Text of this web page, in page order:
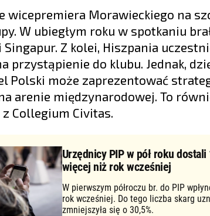
wicepremiera Morawieckiego na
W ubiegłym roku w spotkaniu
Z kolei, Hiszpania
przystąpienie do klubu. Jednak,
Polski może zaprezentować
arenie międzynarodowej. To
Collegium Civitas.
Urzędnicy PIP w pół roku
więcej niż rok wcześniej
W pierwszym półroczu br. do PIP
rok wcześniej. Do tego liczba skarg
zmniejszyła się o 30,5%.